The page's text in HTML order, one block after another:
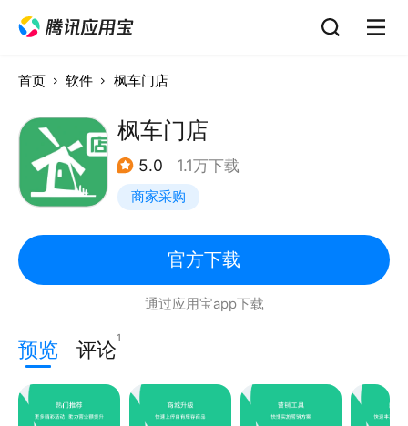
首页 软件 枫车门店
枫车门店
5.0 1.1万下载
商家采购
官方下载
通过应用宝app下载
预览 评论1